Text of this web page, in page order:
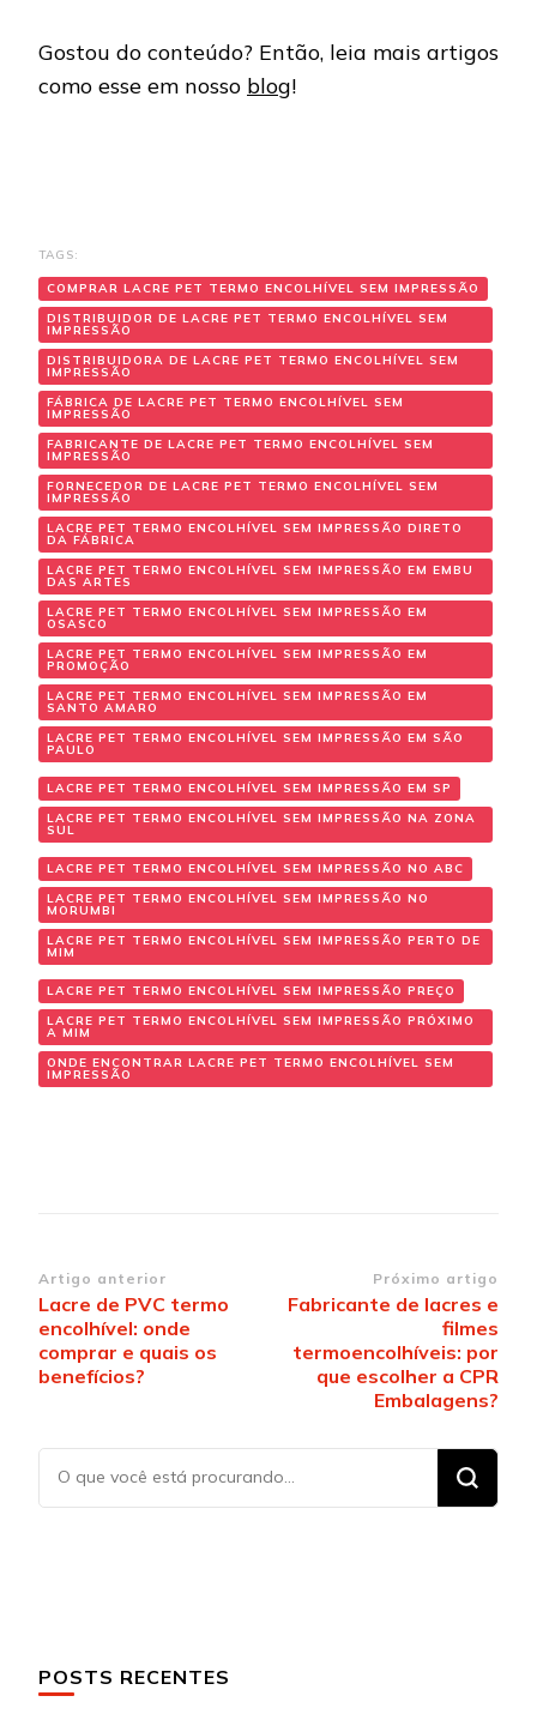
Gostou do conteúdo? Então, leia mais artigos
como esse em nosso blog!
TAGS:
COMPRAR LACRE PET TERMO ENCOLHÍVEL SEM IMPRESSÃO
DISTRIBUIDOR DE LACRE PET TERMO ENCOLHÍVEL SEM
IMPRESSÃO
DISTRIBUIDORA DE LACRE PET TERMO ENCOLHÍVEL SEM
IMPRESSÃO
FÁBRICA DE LACRE PET TERMO ENCOLHÍVEL SEM
IMPRESSÃO
FABRICANTE DE LACRE PET TERMO ENCOLHÍVEL SEM
IMPRESSÃO
FORNECEDOR DE LACRE PET TERMO ENCOLHÍVEL SEM
IMPRESSÃO
LACRE PET TERMO ENCOLHÍVEL SEM IMPRESSÃO DIRETO
DA FÁBRICA
LACRE PET TERMO ENCOLHÍVEL SEM IMPRESSÃO EM EMBU
DAS ARTES
LACRE PET TERMO ENCOLHÍVEL SEM IMPRESSÃO EM
OSASCO
LACRE PET TERMO ENCOLHÍVEL SEM IMPRESSÃO EM
PROMOÇÃO
LACRE PET TERMO ENCOLHÍVEL SEM IMPRESSÃO EM
SANTO AMARO
LACRE PET TERMO ENCOLHÍVEL SEM IMPRESSÃO EM SÃO
PAULO
LACRE PET TERMO ENCOLHÍVEL SEM IMPRESSÃO EM SP
LACRE PET TERMO ENCOLHÍVEL SEM IMPRESSÃO NA ZONA
SUL
LACRE PET TERMO ENCOLHÍVEL SEM IMPRESSÃO NO ABC
LACRE PET TERMO ENCOLHÍVEL SEM IMPRESSÃO NO
MORUMBI
LACRE PET TERMO ENCOLHÍVEL SEM IMPRESSÃO PERTO DE
MIM
LACRE PET TERMO ENCOLHÍVEL SEM IMPRESSÃO PREÇO
LACRE PET TERMO ENCOLHÍVEL SEM IMPRESSÃO PRÓXIMO
A MIM
ONDE ENCONTRAR LACRE PET TERMO ENCOLHÍVEL SEM
IMPRESSÃO
Navegação de post
Artigo anterior
Lacre de PVC termo
encolhível: onde
comprar e quais os
benefícios?
Próximo artigo
Fabricante de lacres e
filmes
termoencolhíveis: por
que escolher a CPR
Embalagens?
Procurando
algo?
POSTS RECENTES